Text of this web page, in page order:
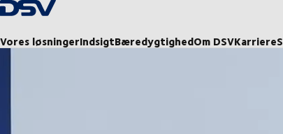
Tilbage til forsiden
Vores løsningerIndsigtBæredygtighedOm DSVKarriere